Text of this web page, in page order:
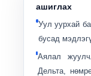
ашиглах
Уул уурхай
бусад
Аялал
Дельта,